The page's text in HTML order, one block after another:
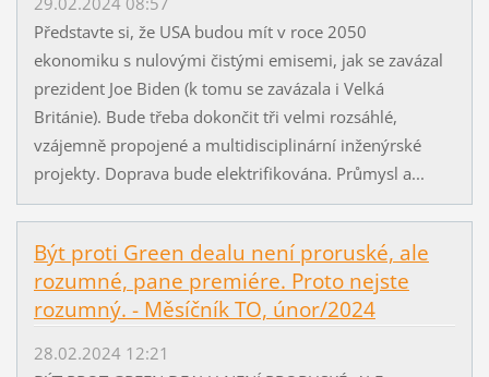
Představte si, že USA budou mít v roce 2050
ekonomiku s nulovými čistými emisemi, jak se zavázal
prezident Joe Biden (k tomu se zavázala i Velká
Británie). Bude třeba dokončit tři velmi rozsáhlé,
vzájemně propojené a multidisciplinární inženýrské
projekty. Doprava bude elektrifikována. Průmysl a...
Být proti Green dealu není proruské, ale
rozumné, pane premiére. Proto nejste
rozumný. - Měsíčník TO, únor/2024
28.02.2024 12:21